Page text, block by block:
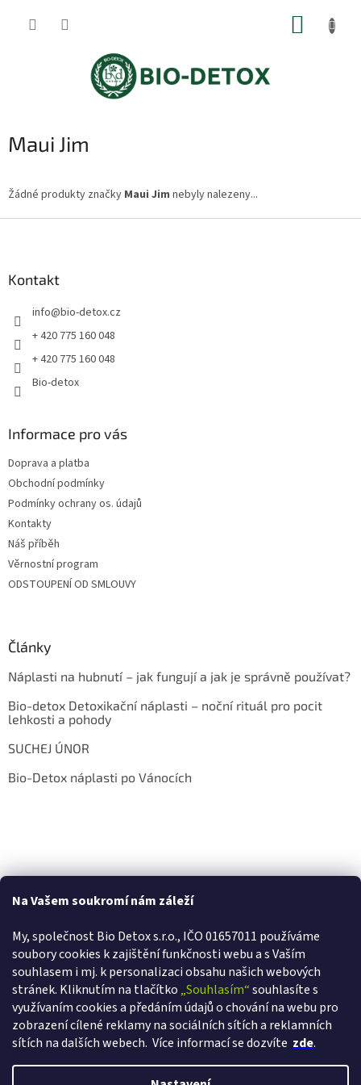
Na Vašem soukromí nám záleží
My, společnost Bio Detox s.r.o., IČO 01657011 používáme
soubory cookies k zajištění funkčnosti webu a s Vaším
souhlasem i mj. k personalizaci obsahu našich webových
stránek. Kliknutím na tlačítko „Souhlasím“souhlasíte s
využívaním cookies a předáním údajů o chování na webu pro
zobrazení cílené reklamy na sociálních sítích a reklamních
sítích na dalších webech. Více informací se dozvíte zde.
Maui Jim
Žádné produkty značky Maui Jim nebyly nalezeny...
Kontakt
info@bio-detox.cz
+ 420 775 160 048
+ 420 775 160 048
Bio-detox
Informace pro vás
Doprava a platba
Obchodní podmínky
Podmínky ochrany os. údajů
Kontakty
Náš příběh
Věrnostní program
ODSTOUPENÍ OD SMLOUVY
Články
Náplasti na hubnutí – jak fungují a jak je správně používat?
Bio-detox Detoxikační náplasti – noční rituál pro pocit
lehkosti a pohody
SUCHEJ ÚNOR
Bio-Detox náplasti po Vánocích